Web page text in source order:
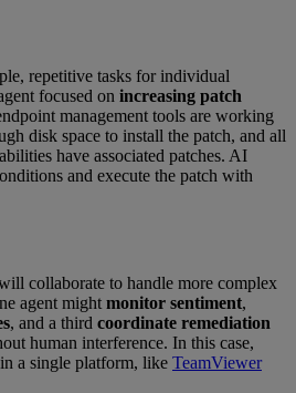
repetitive tasks for individual
focused on increasing patch
management tools are working
disk space to install the patch, and all
have associated patches. AI
and execute the patch with
collaborate to handle more complex
agent might monitor sentiment,
, and a third coordinate remediation
human interference. In this case,
a single platform, like TeamViewer